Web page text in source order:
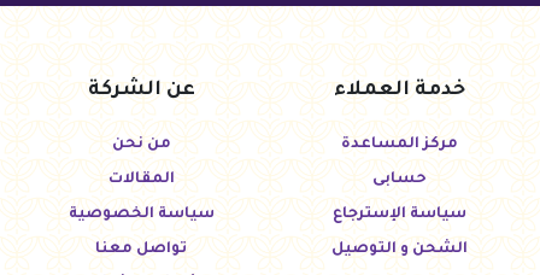
خدمة العملاء
مركز المساعدة
حسابى
سياسة الإسترجاع
الشحن و التوصيل
عن الشركة
من نحن
المقالات
سياسة الخصوصية
تواصل معنا